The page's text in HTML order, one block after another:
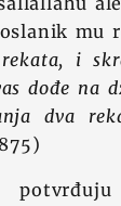
mu
i
dođe na
dva